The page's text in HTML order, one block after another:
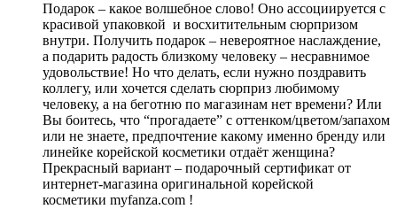
Подарок – какое волшебное слово! Оно ассоциируется с
красивой упаковкой и восхитительным сюрпризом
внутри. Получить подарок – невероятное наслаждение,
а подарить радость близкому человеку – несравнимое
удовольствие! Но что делать, если нужно поздравить
коллегу, или хочется сделать сюрприз любимому
человеку, а на беготню по магазинам нет времени? Или
Вы боитесь, что “прогадаете” с оттенком/цветом/запахом
или не знаете, предпочтение какому именно бренду или
линейке корейской косметики отдаёт женщина?
Прекрасный вариант – подарочный сертификат от
интернет-магазина оригинальной корейской
косметики myfanza.com !